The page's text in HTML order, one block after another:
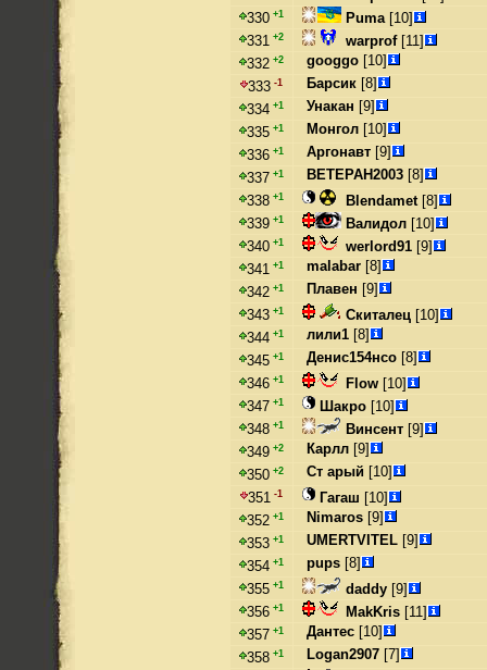
330 +1 Puma[10]
331 +2 warprof[11]
332 +2 googgo [10]
333 -1 Барсик [8]
334 +1 Унакан [9]
335 +1 Монгол [10]
336 +1 Аргонавт [9]
337 +1 BETEPAH2003 [8]
338 +1 Blendamet[8]
339 +1 Валидол [10]
340 +1 werlord91 [9]
341 +1 malabar [8]
342 +1 Плавен [9]
343 +1 Скиталец [10]
344 +1 лили1 [8]
345 +1 Денис154нсо [8]
346 +1 Flow [10]
347 +1 Шакро [10]
348 +1 Винсент [9]
349 +2 Карлл [9]
350 +2 Ст арый [10]
351 -1 Гагаш [10]
352 +1 Nimaros [9]
353 +1 UMERTVITEL [9]
354 +1 pups [8]
355 +1 daddy [9]
356 +1 MakKris [11]
357 +1 Дантес [10]
358 +1 Logan2907 [7]